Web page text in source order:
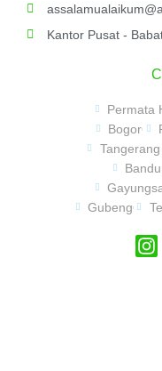
Kantor Pusat -
Permata
Bogor
Gubeng